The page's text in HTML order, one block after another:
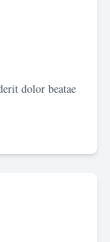
dolor beatae